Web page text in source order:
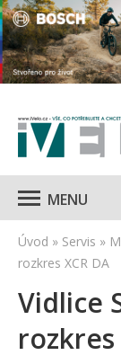
MENU
Úvod » Servis »
rozkres XCR DA
Vidlice
rozkres